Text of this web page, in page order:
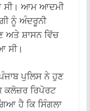
ਸੀ। ਆਮ ਆਦਮੀ
ਨੂੰ ਅੰਦਰੂਨੀ
ਅਤੇ ਸ਼ਾਸਨ ਵਿੱਚ
ਸੀ।
ਪੁਲਿਸ ਨੇ ਹੁਣ
ਕਲੋਜ਼ਰ ਰਿਪੋਰਟ
ਹੈ ਕਿ ਸਿੰਗਲਾ